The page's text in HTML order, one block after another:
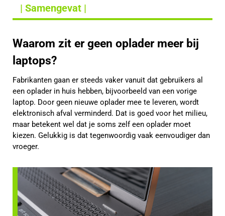
| Samengevat |
Waarom zit er geen oplader meer bij
laptops?
Fabrikanten gaan er steeds vaker vanuit dat gebruikers al
een oplader in huis hebben, bijvoorbeeld van een vorige
laptop. Door geen nieuwe oplader mee te leveren, wordt
elektronisch afval verminderd. Dat is goed voor het milieu,
maar betekent wel dat je soms zelf een oplader moet
kiezen. Gelukkig is dat tegenwoordig vaak eenvoudiger dan
vroeger.